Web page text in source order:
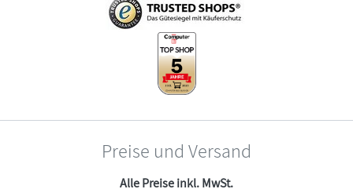
Preise und Versand
Alle Preise inkl. MwSt.